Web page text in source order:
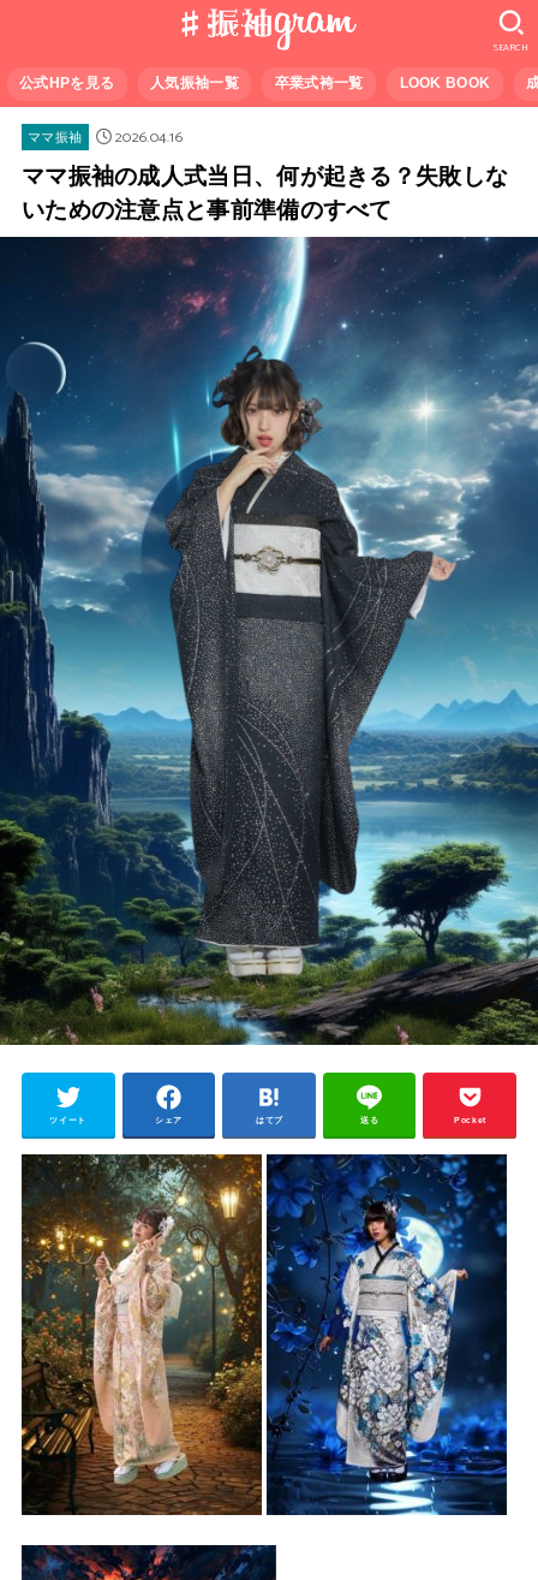
公式HPを見る 人気振袖一覧 卒業式袴一覧 LOOK BOOK
SEARCH
ママ振袖
2026.04.16
ママ振袖の成人式当日、何が起きる？失敗しな
いための注意点と事前準備のすべて
ツイート シェア はてブ 送る Pocket